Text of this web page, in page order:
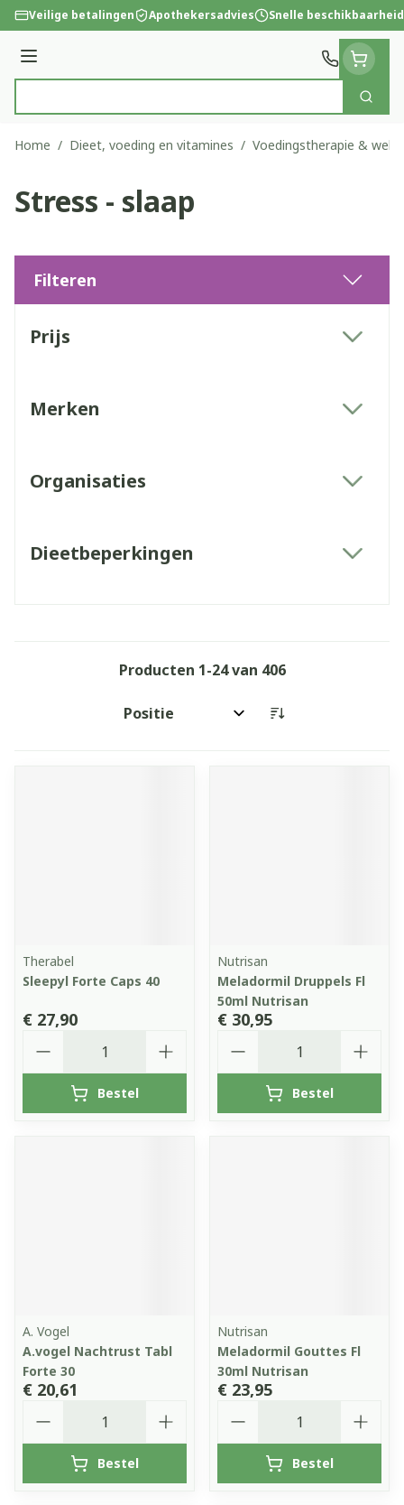
Ga naar de inhoud
Veilige betalingen Apothekersadvies Snelle beschikbaarheid
Menu
Zoek
Home / Dieet, voeding en vitamines / Voedingstherapie &
Stress - slaap
Filteren
Prijs
Merken
Organisaties
Dieetbeperkingen
Producten 1-24van 406
Sorteer op:
Therabel
Sleepyl Forte Caps 40
€ 27,90
Bestel
Nutrisan
Meladormil Druppels Fl
50ml Nutrisan
€ 30,95
Bestel
A. Vogel
A.vogel Nachtrust Tabl
Forte 30
€ 20,61
Bestel
Nutrisan
Meladormil Gouttes Fl
30ml Nutrisan
€ 23,95
Bestel